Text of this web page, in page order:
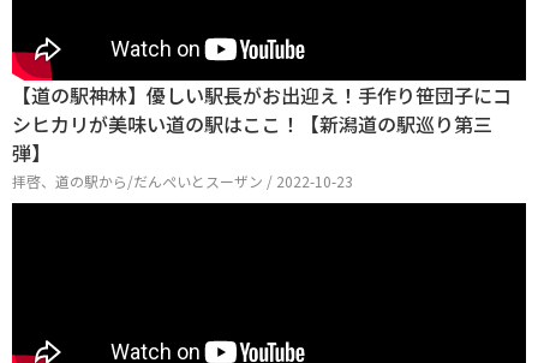
【道の駅神林】優しい駅長がお出迎え！手作り笹団子にコ
シヒカリが美味い道の駅はここ！【新潟道の駅巡り第三
弾】
拝啓、道の駅から/だんぺいとスーザン / 2022-10-23